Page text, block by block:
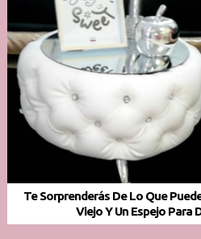
Te Sorprenderás De Lo Que
Viejo Y Un Espejo Para